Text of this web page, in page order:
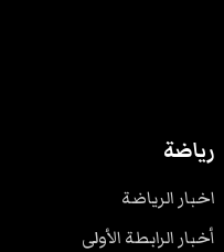
رياضة
اخبار الرياضة
أخبار الرابطة الأولى